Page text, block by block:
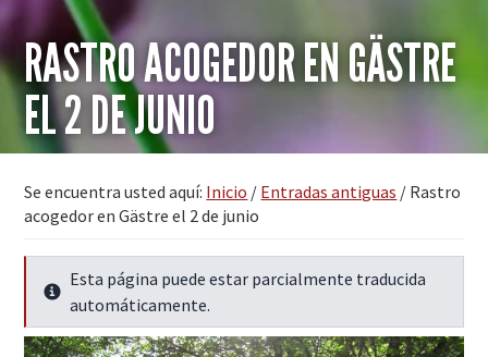
RASTRO ACOGEDOR EN GÄSTRE
EL 2 DE JUNIO
Se encuentra usted aquí: Inicio / Entradas antiguas / Rastro
acogedor en Gästre el 2 de junio
Seguir leyendo
Esta página puede estar parcialmente traducida
automáticamente.